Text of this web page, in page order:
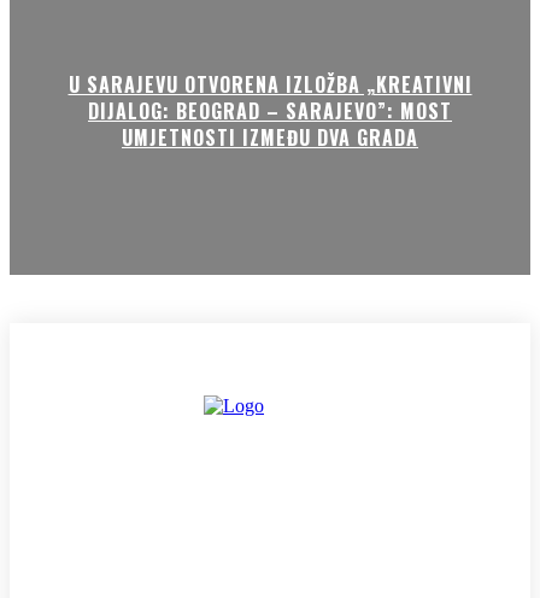
U SARAJEVU OTVORENA IZLOŽBA „KREATIVNI
DIJALOG: BEOGRAD – SARAJEVO”: MOST
UMJETNOSTI IZMEĐU DVA GRADA